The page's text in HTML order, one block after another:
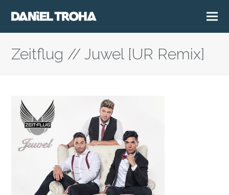
Zeitflug // Juwel [UR Remix]